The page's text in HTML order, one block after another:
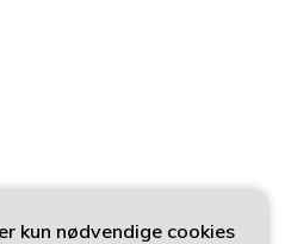
kun nødvendige cookies